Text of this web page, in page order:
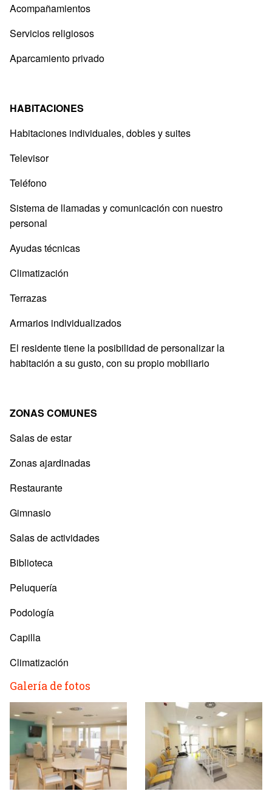
Acompañamientos
Servicios religiosos
Aparcamiento privado
HABITACIONES
Habitaciones individuales, dobles y suites
Televisor
Teléfono
Sistema de llamadas y comunicación con nuestro
personal
Ayudas técnicas
Climatización
Terrazas
Armarios individualizados
El residente tiene la posibilidad de personalizar la
habitación a su gusto, con su propio mobiliario
ZONAS COMUNES
Salas de estar
Zonas ajardinadas
Restaurante
Gimnasio
Salas de actividades
Biblioteca
Peluquería
Podología
Capilla
Climatización
Galería de fotos